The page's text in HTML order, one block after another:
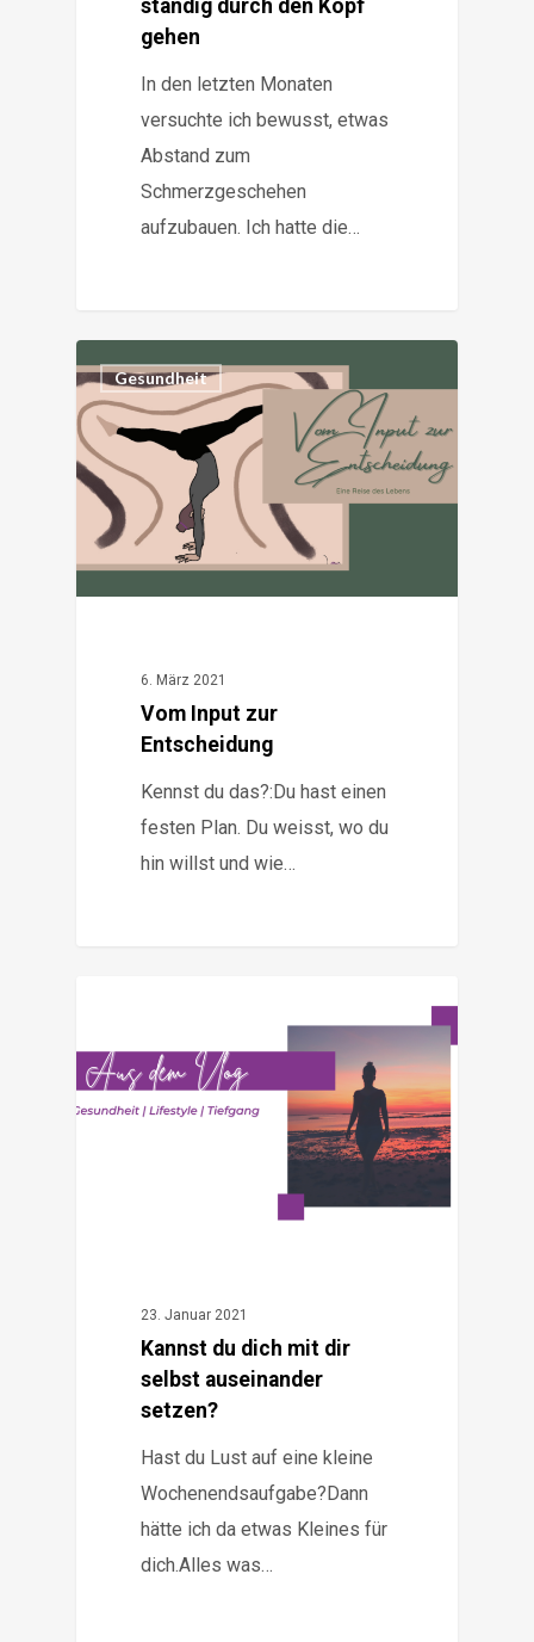
ständig durch den Kopf
gehen
In den letzten Monaten
versuchte ich bewusst, etwas
Abstand zum
Schmerzgeschehen
aufzubauen. Ich hatte die…
Gesundheit
6. März 2021
Vom Input zur
Entscheidung
Kennst du das?:Du hast einen
festen Plan. Du weisst, wo du
hin willst und wie…
3
23. Januar 2021
Kannst du dich mit dir
selbst auseinander
setzen?
Hast du Lust auf eine kleine
Wochenendsaufgabe?Dann
hätte ich da etwas Kleines für
dich.Alles was…